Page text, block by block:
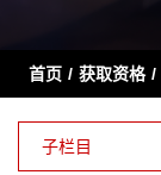
首页 获取资格
子栏目